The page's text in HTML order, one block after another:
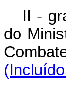
II -
do